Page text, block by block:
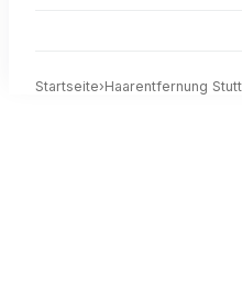
Startseite›Haarentfernung